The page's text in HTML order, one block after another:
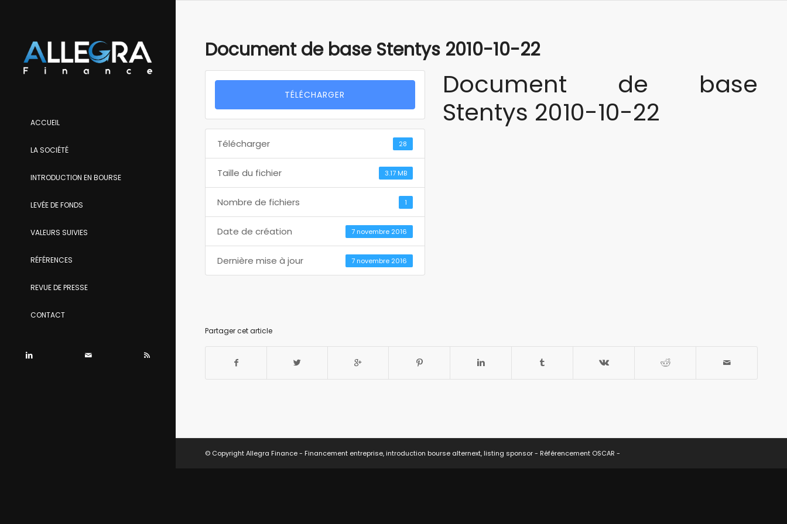
ACCUEIL
LA SOCIÉTÉ
INTRODUCTION EN BOURSE
LEVÉE DE FONDS
VALEURS SUIVIES
RÉFÉRENCES
REVUE DE PRESSE
CONTACT
Document de base Stentys 2010-10-22
TÉLÉCHARGER
Télécharger 28
Taille du fichier 3.17 MB
Nombre de fichiers 1
Date de création 7 novembre 2016
Dernière mise à jour 7 novembre 2016
Document de base
Stentys 2010-10-22
Partager cet article
© Copyright Allegra Finance - Financement entreprise, introduction bourse alternext, listing sponsor - Référencement OSCAR -